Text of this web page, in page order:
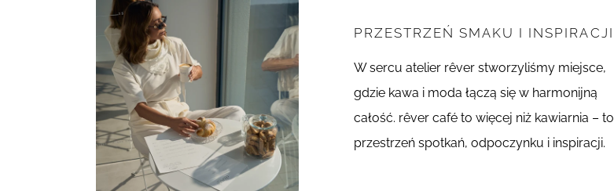
PRZESTRZEŃ SMAKU I INSPIRACJI
W sercu atelier rêver stworzyliśmy miejsce,
gdzie kawa i moda łączą się w harmonijną
całość. rêver café to więcej niż kawiarnia – to
przestrzeń spotkań, odpoczynku i inspiracji.